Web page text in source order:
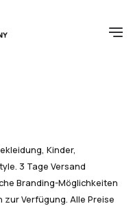
Kinder,
3 Tage Versand
Branding-Möglichkeiten
Verfügung. Alle Preise